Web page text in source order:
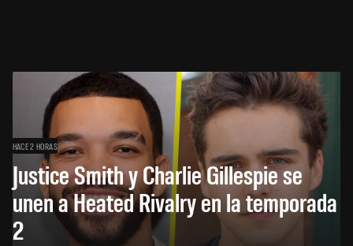
HACE 2 HORAS
Justice Smith y Charlie Gillespie se
unen a Heated Rivalry en la temporada
2